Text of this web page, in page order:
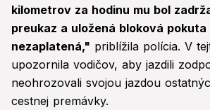
kilometrov za hodinu mu bol
preukaz a uložená bloková
nezaplatená," priblížila polícia. V
upozornila vodičov, aby jazdili
neohrozovali svojou jazdou
cestnej premávky.